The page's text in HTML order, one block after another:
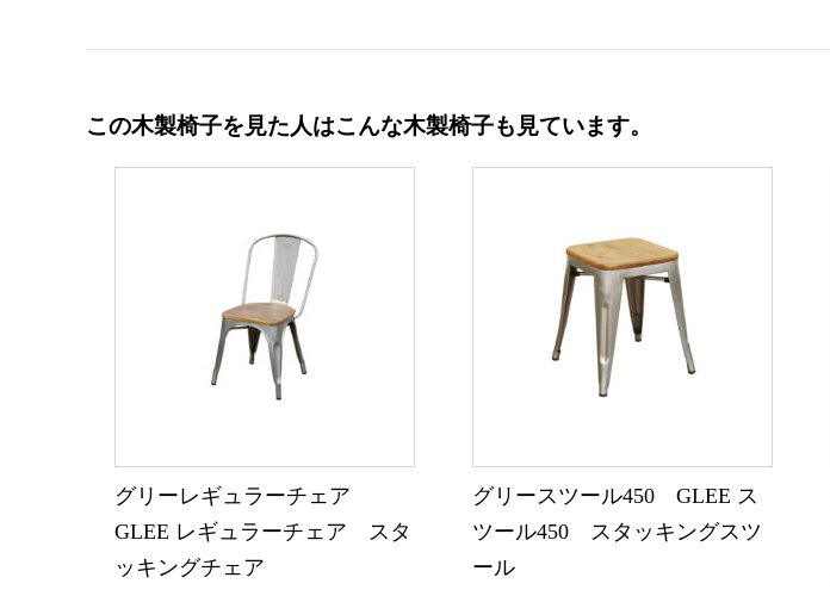
この木製椅子を見た人はこんな木製椅子も見ています。
グリーレギュラーチェア
GLEE レギュラーチェア スタ
ッキングチェア
グリースツール450 GLEE ス
ツール450 スタッキングスツ
ール